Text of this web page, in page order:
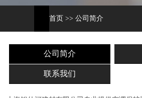
首页 >> 公司简介
公司简介
联系我们